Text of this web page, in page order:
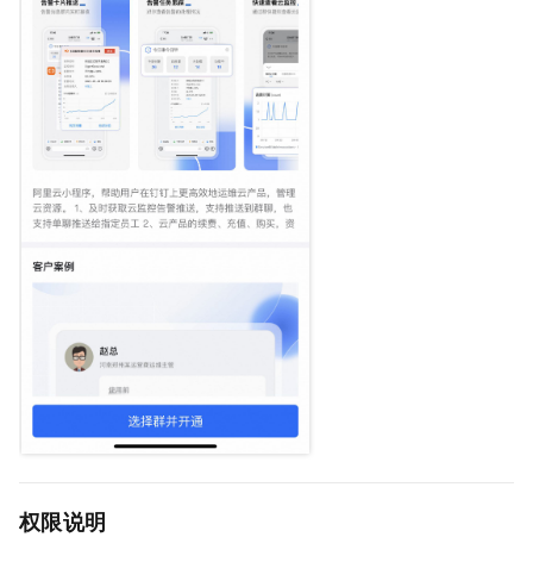
权限说明